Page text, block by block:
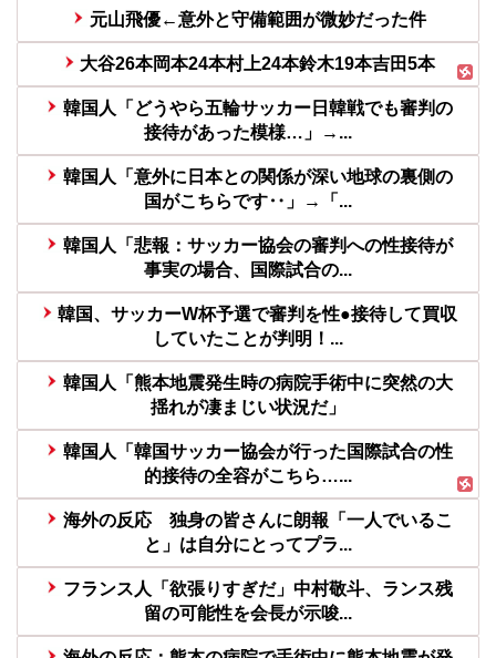
元山飛優←意外と守備範囲が微妙だった件
大谷26本岡本24本村上24本鈴木19本吉田5本
韓国人「どうやら五輪サッカー日韓戦でも審判の
接待があった模様…」→...
韓国人「意外に日本との関係が深い地球の裏側の
国がこちらです‥」→「...
韓国人「悲報：サッカー協会の審判への性接待が
事実の場合、国際試合の...
韓国、サッカーW杯予選で審判を性●接待して買収
していたことが判明！...
韓国人「熊本地震発生時の病院手術中に突然の大
揺れが凄まじい状況だ」
韓国人「韓国サッカー協会が行った国際試合の性
的接待の全容がこちら…...
海外の反応 独身の皆さんに朗報「一人でいるこ
と」は自分にとってプラ...
フランス人「欲張りすぎだ」中村敬斗、ランス残
留の可能性を会長が示唆...